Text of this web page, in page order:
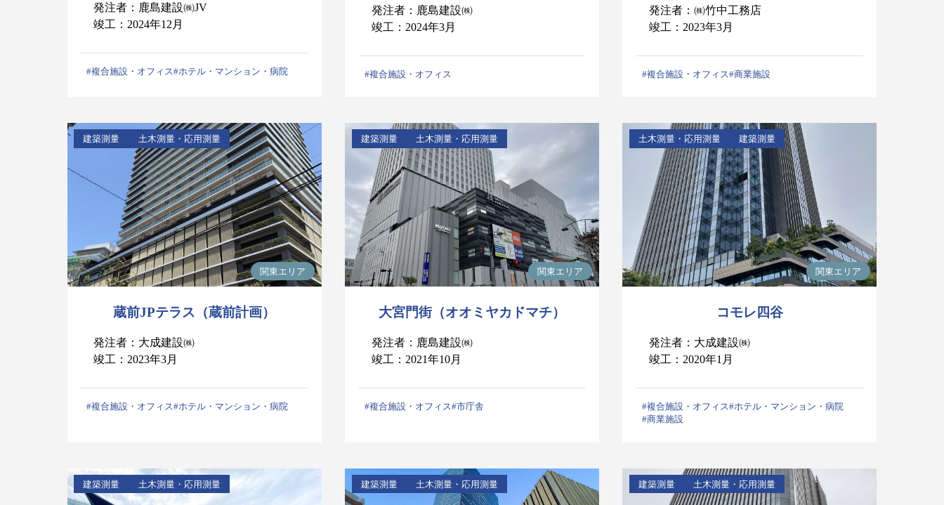
発注者：鹿島建設㈱JV
竣工：2024年12月
#複合施設・オフィス#ホテル・マンション・病院
発注者：鹿島建設㈱
竣工：2024年3月
#複合施設・オフィス
発注者：㈱竹中工務店
竣工：2023年3月
#複合施設・オフィス#商業施設
蔵前JPテラス（蔵前計画）
発注者：大成建設㈱
竣工：2023年3月
建築測量 土木測量・応用測量
#複合施設・オフィス#ホテル・マンション・病院
関東エリア
大宮門街（オオミヤカドマチ）
発注者：鹿島建設㈱
竣工：2021年10月
建築測量 土木測量・応用測量
#複合施設・オフィス#市庁舎
関東エリア
コモレ四谷
発注者：大成建設㈱
竣工：2020年1月
土木測量・応用測量 建築測量
#複合施設・オフィス#ホテル・マンション・病院
#商業施設
関東エリア
建築測量 土木測量・応用測量 建築測量 土木測量・応用測量 建築測量 土木測量・応用測量